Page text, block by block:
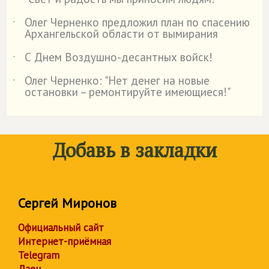
˙
Олег Черненко предложил план по спасению
Архангельской области от вымирания
˙
С Днем Воздушно-десантных войск!
˙
Олег Черненко: "Нет денег на новые
остановки – ремонтируйте имеющиеся!"
Добавь в закладки
Сергей Миронов
Официальный сайт
Интернет-приёмная
Telegram